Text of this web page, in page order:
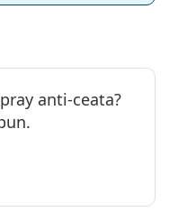
anti-ceata?